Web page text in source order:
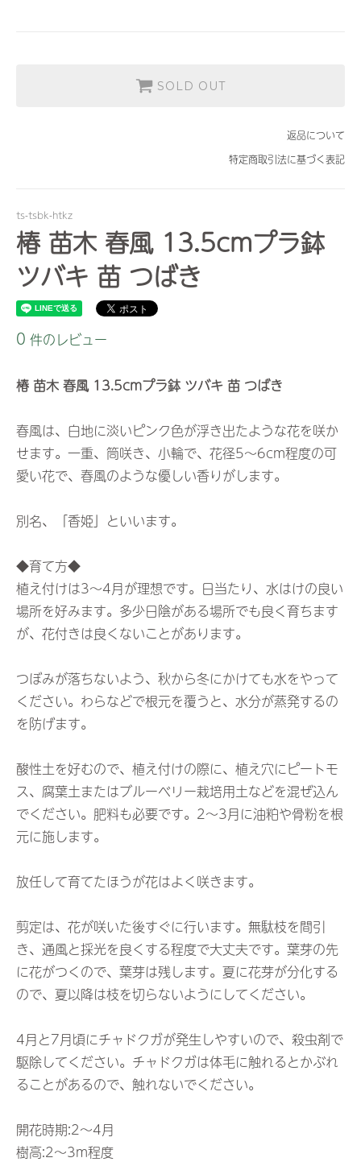
SOLD OUT
返品について
特定商取引法に基づく表記
ts-tsbk-htkz
椿 苗木 春風 13.5cmプラ鉢
ツバキ 苗 つばき
0 件のレビュー
椿 苗木 春風 13.5cmプラ鉢 ツバキ 苗 つばき
春風は、白地に淡いピンク色が浮き出たような花を咲か
せます。一重、筒咲き、小輪で、花径5～6cm程度の可
愛い花で、春風のような優しい香りがします。
別名、「香姫」といいます。
◆育て方◆
植え付けは3～4月が理想です。日当たり、水はけの良い
場所を好みます。多少日陰がある場所でも良く育ちます
が、花付きは良くないことがあります。
つぼみが落ちないよう、秋から冬にかけても水をやって
ください。わらなどで根元を覆うと、水分が蒸発するの
を防げます。
酸性土を好むので、植え付けの際に、植え穴にピートモ
ス、腐葉土またはブルーベリー栽培用土などを混ぜ込ん
でください。肥料も必要です。2～3月に油粕や骨粉を根
元に施します。
放任して育てたほうが花はよく咲きます。
剪定は、花が咲いた後すぐに行います。無駄枝を間引
き、通風と採光を良くする程度で大丈夫です。葉芽の先
に花がつくので、葉芽は残します。夏に花芽が分化する
ので、夏以降は枝を切らないようにしてください。
4月と7月頃にチャドクガが発生しやすいので、殺虫剤で
駆除してください。チャドクガは体毛に触れるとかぶれ
ることがあるので、触れないでください。
開花時期:2～4月
樹高:2～3m程度